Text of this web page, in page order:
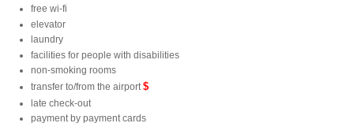
free wi-fi
elevator
laundry
facilities for people with disabilities
non-smoking rooms
transfer to/from the airport$
late check-out
payment by payment cards